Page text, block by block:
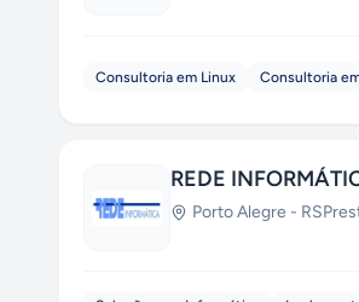
Consultoria em Linux Consultoria
REDE
Porto Alegre - RS